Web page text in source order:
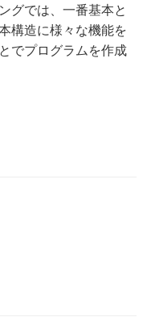
グでは、一番基本と
構造に様々な機能を
でプログラムを作成